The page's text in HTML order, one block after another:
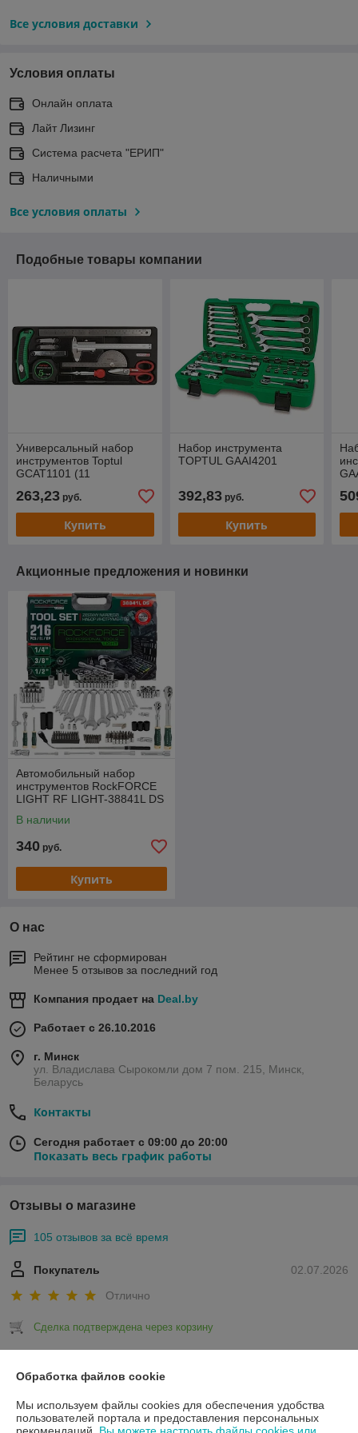
Все условия доставки
Условия оплаты
Онлайн оплата
Лайт Лизинг
Система расчета "ЕРИП"
Наличными
Все условия оплаты
Подобные товары компании
Универсальный набор
инструментов Toptul
GCAT1101 (11
263,23 руб.
Купить
Набор инструмента
TOPTUL GAAI4201
392,83руб.
Купить
Акционные предложения и новинки
Автомобильный набор
инструментов RockFORCE
LIGHT RF LIGHT-38841L DS
В наличии
340 руб.
Купить
О нас
Рейтинг не сформирован
Менее 5 отзывов за последний год
Компания продает на Deal.by
Работает с 26.10.2016
г. Минск
ул. Владислава Сырокомли дом 7 пом. 215, Минск,
Беларусь
Контакты
Сегодня работает с 09:00 до 20:00
Показать весь график работы
Отзывы о магазине
105 отзывов за всё время
02.07.2026
Покупатель
Отлично
Сделка подтверждена через корзину
Покупатель
Отлично
Обработка файлов cookie
Мы используем файлы cookies для обеспечения удобства
пользователей портала и предоставления персональных